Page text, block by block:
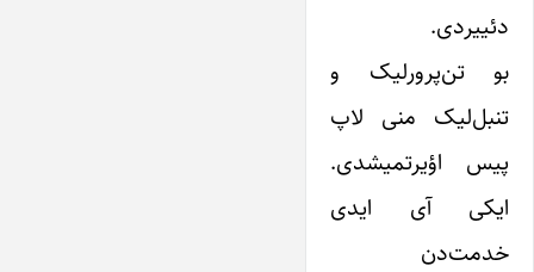
دئییردی.
بو تن‌پرورلیک و
تنبل‌لیک منی لاپ
پیس اؤیرتمیشدی.
ایکی آی ایدی
خدمت‌دن